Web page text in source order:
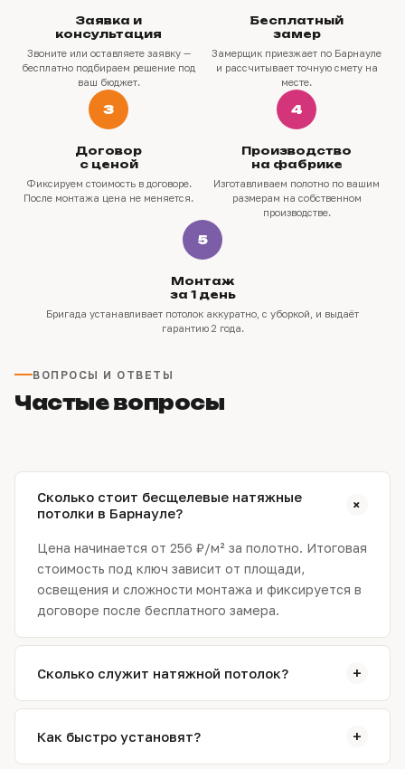
Заявка и
консультация
Звоните или оставляете заявку —
бесплатно подбираем решение под
ваш бюджет.
Бесплатный
замер
Замерщик приезжает по Барнауле
и рассчитывает точную смету на
месте.
3
Договор
с ценой
Фиксируем стоимость в договоре.
После монтажа цена не меняется.
4
Производство
на фабрике
Изготавливаем полотно по вашим
размерам на собственном
производстве.
5
Монтаж
за 1 день
Бригада устанавливает потолок аккуратно, с уборкой, и выдаёт
гарантию 2 года.
ВОПРОСЫ И ОТВЕТЫ
Частые вопросы
Сколько стоит бесщелевые натяжные
потолки в Барнауле?
+
Цена начинается от 256 ₽/м² за полотно. Итоговая
стоимость под ключ зависит от площади,
освещения и сложности монтажа и фиксируется в
договоре после бесплатного замера.
Сколько служит натяжной потолок? +
Качественное полотно служит 15–20 лет и более:
не желтеет, не трескается и не теряет
Как быстро установят? +